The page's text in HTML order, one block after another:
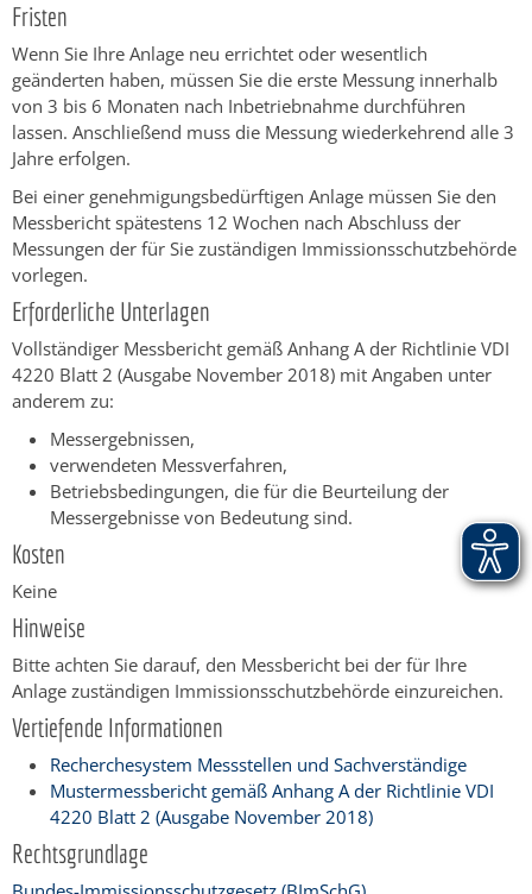
Fristen
Wenn Sie Ihre Anlage neu errichtet oder wesentlich
geänderten haben, müssen Sie die erste Messung innerhalb
von 3 bis 6 Monaten nach Inbetriebnahme durchführen
lassen. Anschließend muss die Messung wiederkehrend alle 3
Jahre erfolgen.
Bei einer genehmigungsbedürftigen Anlage müssen Sie den
Messbericht spätestens 12 Wochen nach Abschluss der
Messungen der für Sie zuständigen Immissionsschutzbehörde
vorlegen.
Erforderliche Unterlagen
Vollständiger Messbericht gemäß Anhang A der Richtlinie VDI
4220 Blatt 2 (Ausgabe November 2018) mit Angaben unter
anderem zu:
Messergebnissen,
verwendeten Messverfahren,
Betriebsbedingungen, die für die Beurteilung der
Messergebnisse von Bedeutung sind.
Kosten
Keine
Hinweise
Bitte achten Sie darauf, den Messbericht bei der für Ihre
Anlage zuständigen Immissionsschutzbehörde einzureichen.
Vertiefende Informationen
Recherchesystem Messstellen und Sachverständige
Mustermessbericht gemäß Anhang A der Richtlinie VDI
4220 Blatt 2 (Ausgabe November 2018)
Rechtsgrundlage